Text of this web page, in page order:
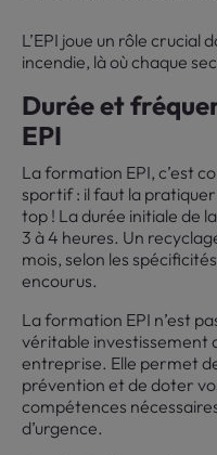
L’EPI joue un rôle crucial
incendie, là où chaque
Durée et
EPI
La formation EPI, c’est
sportif : il faut la
top ! La durée initiale de
3 à 4 heures. Un
mois, selon les
encourus.
La formation EPI n’est
véritable investissement
entreprise. Elle permet
prévention et de doter
compétences
d’urgence.